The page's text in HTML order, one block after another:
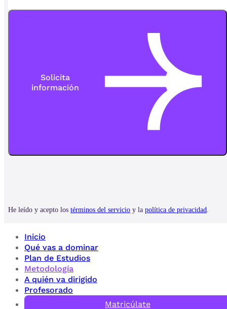
Inicio
Qué vas a dominar
Plan de Estudios
Metodología
A quién va dirigido
Profesorado
Matricúlate